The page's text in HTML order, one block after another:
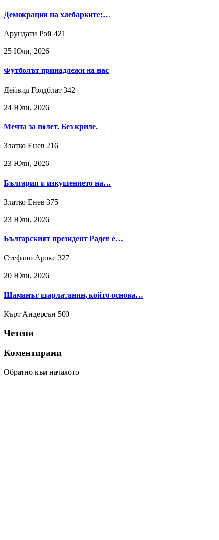
Демокрация на хлебарките:…
Арундати Рой 421
25 Юли, 2026
Футболът принадлежи на нас
Дейвид Голдблат 342
24 Юли, 2026
Мечта за полет. Без криле.
Златко Енев 216
23 Юли, 2026
България и изкушението на…
Златко Енев 375
23 Юли, 2026
Българският президент Радев е…
Стефано Ароке 327
20 Юли, 2026
Шаманът шарлатанин, който основа…
Кърт Андерсън 500
Четени
Коментирани
Обратно към началото